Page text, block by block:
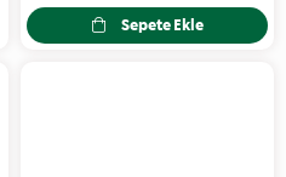
Sepete Ekle